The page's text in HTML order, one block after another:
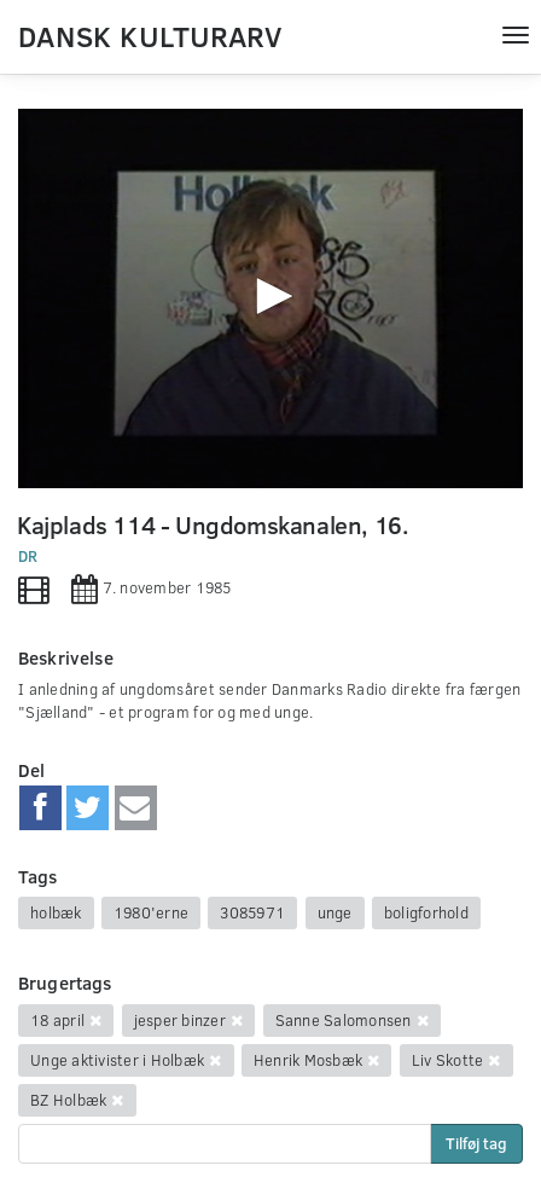
DANSK KULTURARV
seconds
of
0
seconds
Kajplads 114 - Ungdomskanalen, 16.
DR
7. november 1985
Beskrivelse
I anledning af ungdomsåret sender Danmarks Radio direkte fra færgen
"Sjælland" - et program for og med unge.
Del
Tags
holbæk 1980'erne 3085971 unge boligforhold
Brugertags
18 april jesper binzer
Sanne Salomonsen
Unge aktivister i Holbæk
Henrik Mosbæk
Liv Skotte
BZ Holbæk
Tilføj tag